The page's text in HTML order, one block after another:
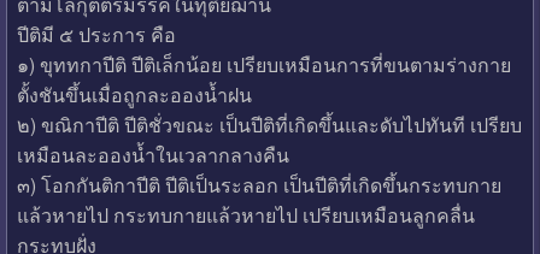
ปีติมี ๕ ประการ คือ
๑) ขุททกาปีติ ปีติเล็กน้อย เปรียบเหมือนการที่ขนตามร่างกาย
ตั้งชันขึ้นเมื่อถูกละอองน้ำฝน
๒) ขณิกาปีติ ปีติชั่วขณะ เป็นปีติที่เกิดขึ้นและดับไปทันที เปรียบ
เหมือนละอองน้ำในเวลากลางคืน
๓) โอกกันติกาปีติ ปีติเป็นระลอก เป็นปีติที่เกิดขึ้นกระทบกาย
แล้วหายไป กระทบกายแล้วหายไป เปรียบเหมือนลูกคลื่น
กระทบฝั่ง